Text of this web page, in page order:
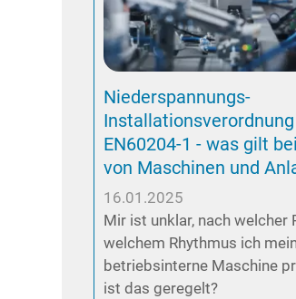
Niederspannungs-
EN60204-1 - was gilt
von Maschinen und
16.01.2025
Mir ist unklar, nach welcher
welchem Rhythmus ich
betriebsinterne Maschine
ist das geregelt?